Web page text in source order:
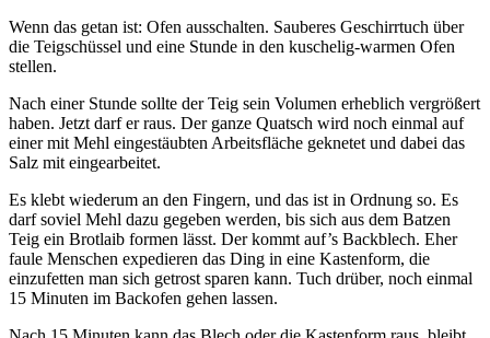
Wenn das getan ist: Ofen ausschalten. Sauberes Geschirrtuch über
die Teigschüssel und eine Stunde in den kuschelig-warmen Ofen
stellen.
Nach einer Stunde sollte der Teig sein Volumen erheblich vergrößert
haben. Jetzt darf er raus. Der ganze Quatsch wird noch einmal auf
einer mit Mehl eingestäubten Arbeitsfläche geknetet und dabei das
Salz mit eingearbeitet.
Es klebt wiederum an den Fingern, und das ist in Ordnung so. Es
darf soviel Mehl dazu gegeben werden, bis sich aus dem Batzen
Teig ein Brotlaib formen lässt. Der kommt auf’s Backblech. Eher
faule Menschen expedieren das Ding in eine Kastenform, die
einzufetten man sich getrost sparen kann. Tuch drüber, noch einmal
15 Minuten im Backofen gehen lassen.